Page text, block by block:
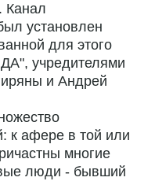
Канал
установлен
для этого
учредителями
и Андрей
к афере в той или
многие
люди - бывший